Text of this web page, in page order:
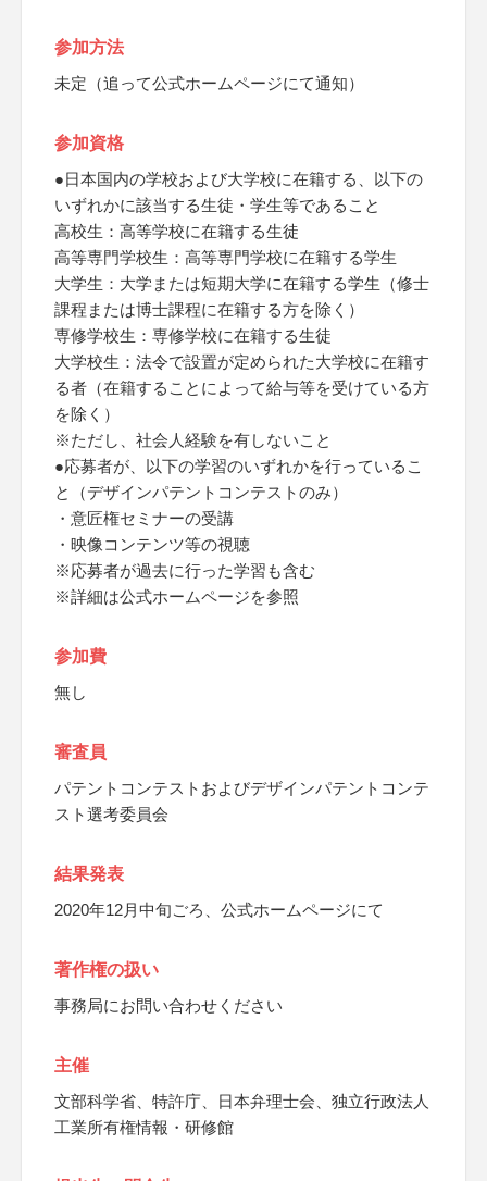
参加方法
未定（追って公式ホームページにて通知）
参加資格
●日本国内の学校および大学校に在籍する、以下の
いずれかに該当する生徒・学生等であること
高校生：高等学校に在籍する生徒
高等専門学校生：高等専門学校に在籍する学生
大学生：大学または短期大学に在籍する学生（修士
課程または博士課程に在籍する方を除く）
専修学校生：専修学校に在籍する生徒
大学校生：法令で設置が定められた大学校に在籍す
る者（在籍することによって給与等を受けている方
を除く）
※ただし、社会人経験を有しないこと
●応募者が、以下の学習のいずれかを行っているこ
と（デザインパテントコンテストのみ）
・意匠権セミナーの受講
・映像コンテンツ等の視聴
※応募者が過去に行った学習も含む
※詳細は公式ホームページを参照
参加費
無し
審査員
パテントコンテストおよびデザインパテントコンテ
スト選考委員会
結果発表
2020年12月中旬ごろ、公式ホームページにて
著作権の扱い
事務局にお問い合わせください
主催
文部科学省、特許庁、日本弁理士会、独立行政法人
工業所有権情報・研修館